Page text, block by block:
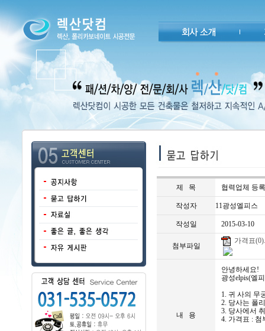
제 목 협력업체 등
작성자 11광성엘피스
작성일 2015-03-10
첨부파일
가격표
내 용
안녕하세요!
광성elpis(엘
1. 귀 사의 무
2. 당사는 폴
3. 당사에서
4. 가격표 : 첨